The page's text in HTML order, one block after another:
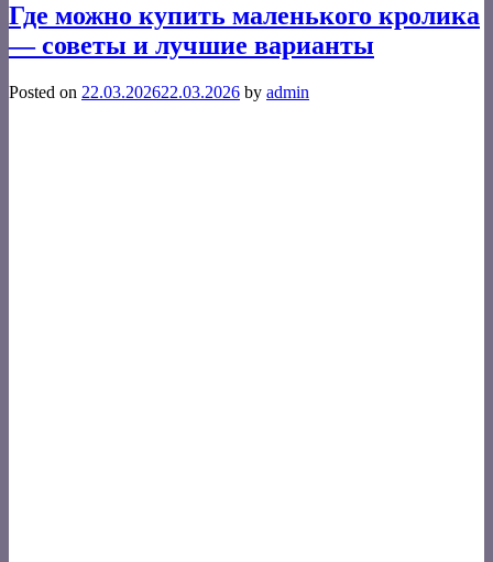
Где можно купить маленького кролика
— советы и лучшие варианты
Posted on 22.03.202622.03.2026 by admin